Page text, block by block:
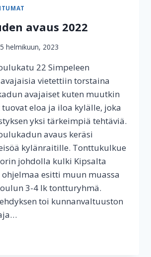
avaus 2022
helmikuun, 2023
22 Simpeleen
vietettiin torstaina
avajaiset kuten muutkin
eloa ja iloa kylälle, joka
yksi tärkeimpiä tehtäviä.
avaus keräsi
kylänraitille. Tonttukulkue
johdolla kulki Kipsalta
esitti muun muassa
3-4 lk tontturyhmä.
toi kunnanvaltuuston